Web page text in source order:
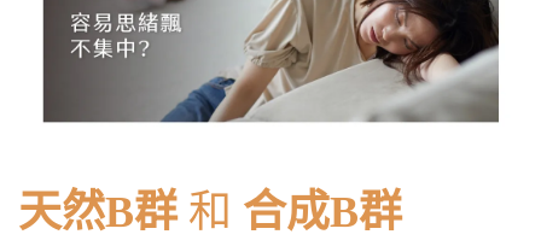
天然B群和 合成B群